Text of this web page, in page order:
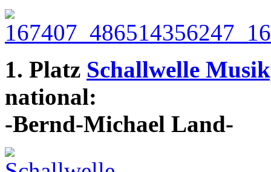
1. Platz Schallwelle
national:
-Bernd-Michael Land-